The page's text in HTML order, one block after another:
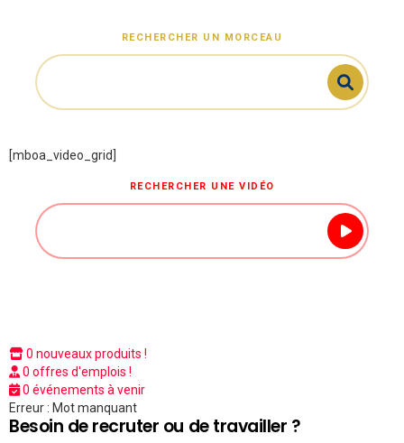
RECHERCHER UN MORCEAU
[mboa_video_grid]
RECHERCHER UNE VIDÉO
0 nouveaux produits !
0 offres d'emplois !
0 événements à venir
Erreur : Mot manquant
Besoin de recruter ou de travailler ?